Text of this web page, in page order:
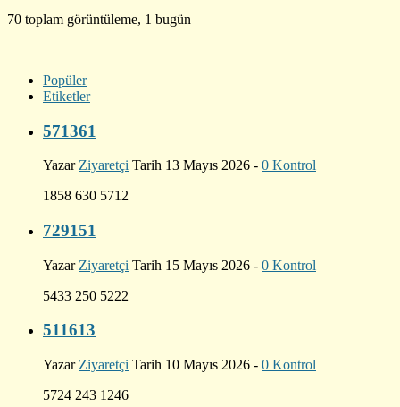
70 toplam görüntüleme, 1 bugün
Popüler
Etiketler
571361
Yazar Ziyaretçi Tarih 13 Mayıs 2026 - 0 Kontrol
1858 630 5712
729151
Yazar Ziyaretçi Tarih 15 Mayıs 2026 - 0 Kontrol
5433 250 5222
511613
Yazar Ziyaretçi Tarih 10 Mayıs 2026 - 0 Kontrol
5724 243 1246